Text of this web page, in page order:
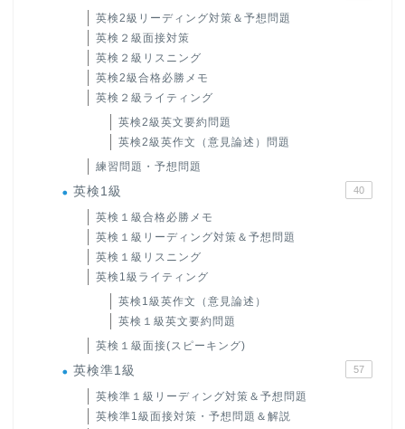
英検2級リーディング対策＆予想問題
英検２級面接対策
英検２級リスニング
英検2級合格必勝メモ
英検２級ライティング
英検2級英文要約問題
英検2級英作文（意見論述）問題
練習問題・予想問題
英検1級 40
英検１級合格必勝メモ
英検１級リーディング対策＆予想問題
英検１級リスニング
英検1級ライティング
英検1級英作文（意見論述）
英検１級英文要約問題
英検１級面接(スピーキング)
英検準1級 57
英検準１級リーディング対策＆予想問題
英検準1級面接対策・予想問題＆解説